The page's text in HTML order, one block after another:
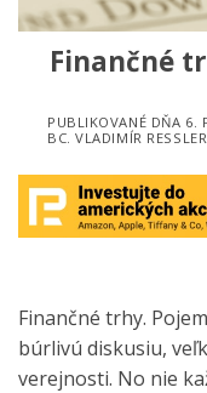
Finančné
PUBLIKOVANÉ DŇA 6.
BC. VLADIMÍR RESSLER
Finančné trhy.
búrlivú diskusiu,
verejnosti. No nie